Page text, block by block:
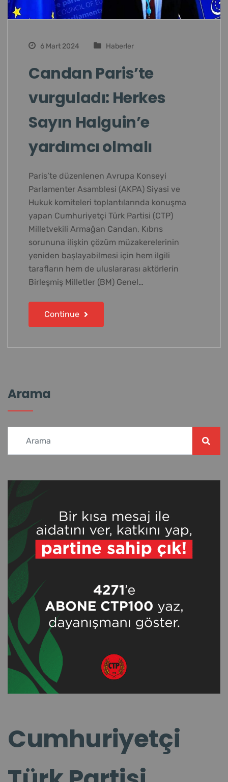
6 Mart 2024 Haberler
Candan Paris’te
vurguladı: Herkes
Sayın Halguin’e
yardımcı olmalı
Paris’te düzenlenen Avrupa Konseyi
Parlamenter Asamblesi (AKPA) Siyasi ve
Hukuk komiteleri toplantılarında konuşma
yapan Cumhuriyetçi Türk Partisi (CTP)
Milletvekili Armağan Candan, Kıbrıs
sorununa ilişkin çözüm müzakerelerinin
yeniden başlayabilmesi için hem ilgili
tarafların hem de uluslararası aktörlerin
Birleşmiş Milletler (BM) Genel…
Continue
Arama
Cumhuriyetçi